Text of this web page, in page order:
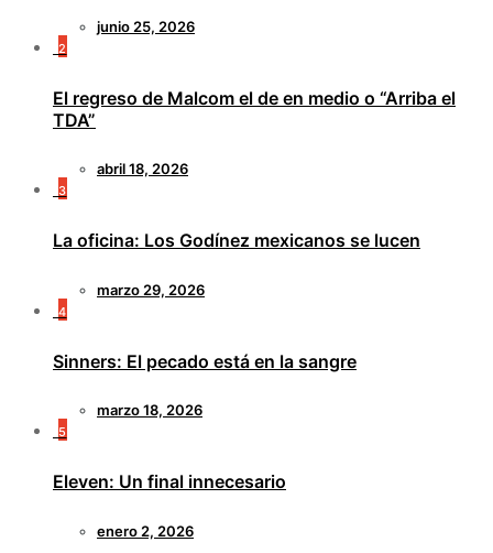
junio 25, 2026
2
El regreso de Malcom el de en medio o “Arriba el
TDA”
abril 18, 2026
3
La oficina: Los Godínez mexicanos se lucen
marzo 29, 2026
4
Sinners: El pecado está en la sangre
marzo 18, 2026
5
Eleven: Un final innecesario
enero 2, 2026